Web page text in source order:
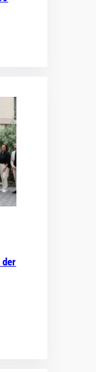
der